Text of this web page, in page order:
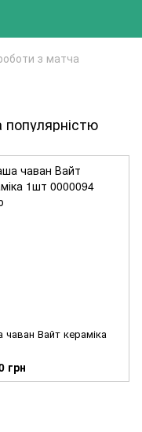
з матча
популярністю
Вайт кераміка
грн